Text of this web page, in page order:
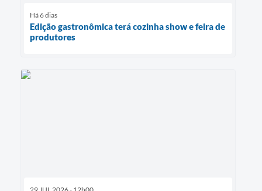
Há 6 dias
Edição gastronômica terá cozinha show e feira de
produtores